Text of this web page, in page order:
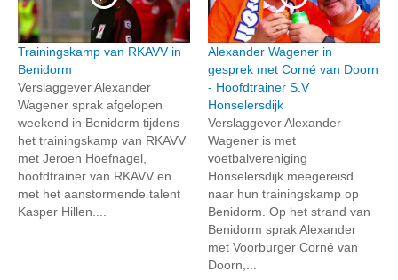
Trainingskamp van RKAVV in
Benidorm
Verslaggever Alexander
Wagener sprak afgelopen
weekend in Benidorm tijdens
het trainingskamp van RKAVV
met Jeroen Hoefnagel,
hoofdtrainer van RKAVV en
met het aanstormende talent
Kasper Hillen....
Alexander Wagener in
gesprek met Corné van Doorn
- Hoofdtrainer S.V
Honselersdijk
Verslaggever Alexander
Wagener is met
voetbalvereniging
Honselersdijk meegereisd
naar hun trainingskamp op
Benidorm. Op het strand van
Benidorm sprak Alexander
met Voorburger Corné van
Doorn,...